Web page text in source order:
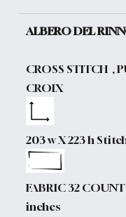
ALBERO DEL
CROSS STITCH ,
CROIX
203 w X 223 h
FABRIC 32 COUNT
inches